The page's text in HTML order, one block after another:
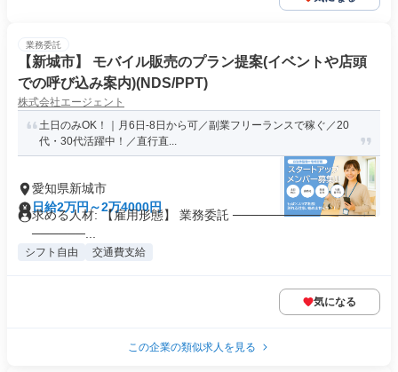
業務委託
【新城市】 モバイル販売のプラン提案(イベントや店頭
での呼び込み案内)(NDS/PPT)
株式会社エージェント
土日のみOK！｜月6日-8日から可／副業フリーランスで稼ぐ／20
代・30代活躍中！／直行直...
愛知県新城市
日給2万円～2万4000円
求める人材: 【雇用形態】 業務委託 ────────────────
──────...
シフト自由 交通費支給
気になる
この企業の類似求人を見る